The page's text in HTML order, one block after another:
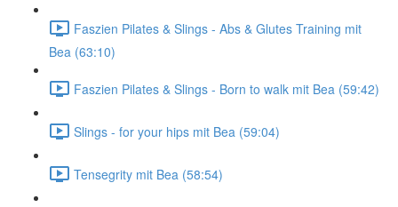
Faszien Pilates & Slings - Abs & Glutes Training mit
Bea (63:10)
Faszien Pilates & Slings - Born to walk mit Bea (59:42)
Slings - for your hips mit Bea (59:04)
Tensegrity mit Bea (58:54)